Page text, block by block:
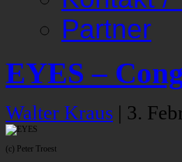
Partner
EYES –
Walter Kraus | 3.
(c) Peter Troest